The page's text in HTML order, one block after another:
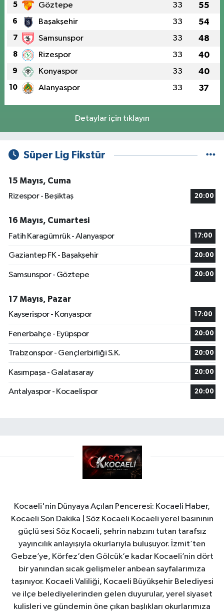
5 Göztepe 33 55
6 Başakşehir 33 54
7 Samsunspor 33 48
8 Rizespor 33 40
9 Konyaspor 33 40
10 Alanyaspor 33 37
Detaylar için tıklayın
Süper Lig Fikstür
15 Mayıs, Cuma
Rizespor - Beşiktaş
20:00
16 Mayıs, Cumartesi
Fatih Karagümrük - Alanyaspor
17:00
Gaziantep FK - Başakşehir 20:00
Samsunspor - Göztepe 20:00
17 Mayıs, Pazar
Kayserispor - Konyaspor
17:00
Fenerbahçe - Eyüpspor 20:00
Trabzonspor - Gençlerbirliği S.K. 20:00
Kasımpaşa - Galatasaray 20:00
Antalyaspor - Kocaelispor 20:00
Kocaeli'nin Dünyaya Açılan Penceresi: Kocaeli Haber,
Kocaeli Son Dakika | Söz Kocaeli Kocaeli yerel basınının
güçlü sesi Söz Kocaeli, şehrin nabzını tutan tarafsız
yayıncılık anlayışıyla okurlarıyla buluşuyor. İzmit’ten
Gebze’ye, Körfez’den Gölcük’e kadar Kocaeli’nin dört
bir yanından sıcak gelişmeler anbean sayfalarımıza
taşınıyor. Kocaeli Valiliği, Kocaeli Büyükşehir Belediyesi
ve ilçe belediyelerinden gelen duyurular, yerel siyaset
kulisleri ve gündemin öne çıkan başlıkları okurlarımıza